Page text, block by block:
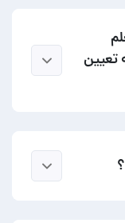
تعیین